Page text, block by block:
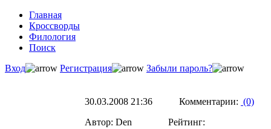
Главная
Кроссворды
Филология
Поиск
Вход
Регистрация Забыли пароль?
30.03.2008 21:36 Комментарии: (0)
Автор: Den Рейтинг: